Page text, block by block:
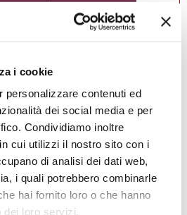
i cookie
personalizzare contenuti ed
dei social media e per
Condividiamo inoltre
cui utilizzi il nostro sito con i
di analisi dei dati web,
i quali potrebbero combinarle
hai fornito loro o che hanno
dei loro servizi.
Vedi su Google